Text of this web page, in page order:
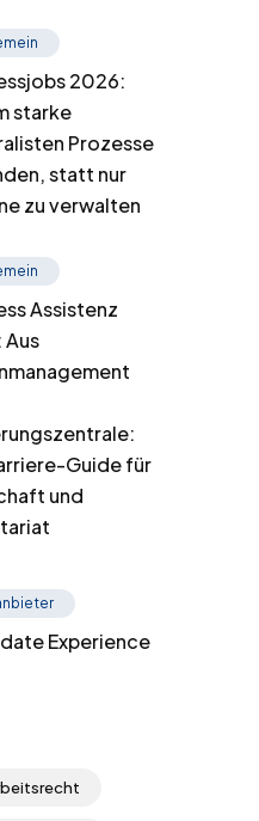
2026:
starke
Prozesse
statt nur
zu verwalten
Assistenz
Guide für
und
Experience